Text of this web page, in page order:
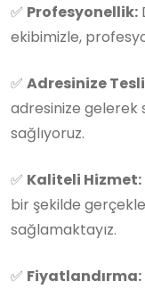
✅ Profesyonellik:
ekibimizle,
✅ Adresinize
adresinize gelerek
sağlıyoruz.
✅ Kaliteli Hizmet:
bir şekilde
sağlamaktayız.
✅ Fiyatlandırma: